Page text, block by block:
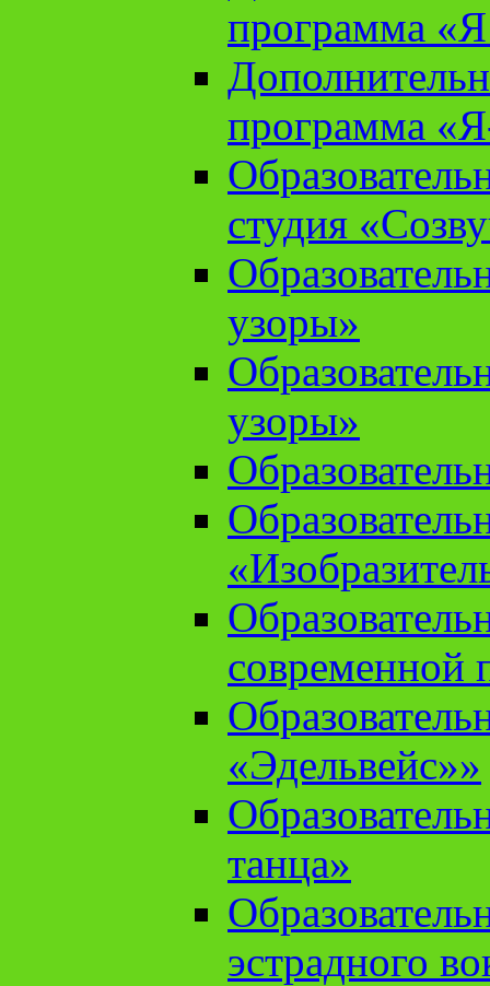
программа «Я
программа
студия
узоры»
узоры»
современной
«Эдельвейс»»
танца»
эстрадного